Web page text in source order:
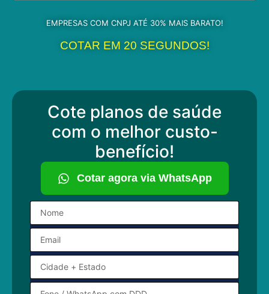
EMPRESAS COM CNPJ ATÉ 30% MAIS BARATO!
COTAR EM 20 SEGUNDOS!​
Cote planos de saúde
com o melhor custo-
benefício!
Cotar agora via WhatsApp